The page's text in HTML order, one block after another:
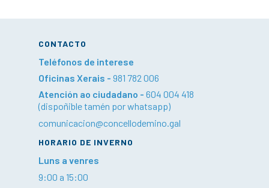
CONTACTO
Teléfonos de interese
Oficinas Xerais - 981 782 006
Atención ao ciudadano - 604 004 418
(dispoñible tamén por whatsapp)
comunicacion@concellodemino.gal
HORARIO DE INVERNO
Luns a venres
9:00 a 15:00